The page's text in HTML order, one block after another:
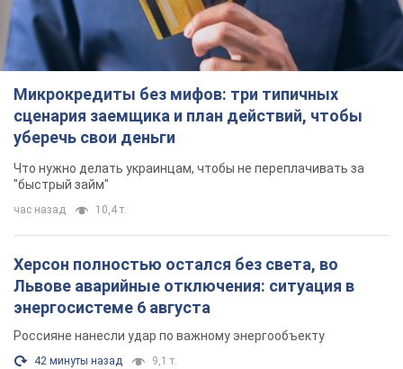
Микрокредиты без мифов: три типичных
сценария заемщика и план действий, чтобы
уберечь свои деньги
Что нужно делать украинцам, чтобы не переплачивать за
"быстрый займ"
час назад 10,4 т.
Херсон полностью остался без света, во
Львове аварийные отключения: ситуация в
энергосистеме 6 августа
Россияне нанесли удар по важному энергообъекту
42 минуты назад 9,1 т.